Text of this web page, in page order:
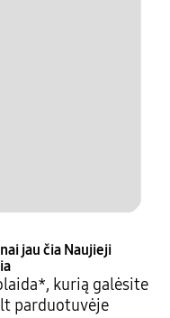
jau čia Naujieji
kurią galėsite
parduotuvėje